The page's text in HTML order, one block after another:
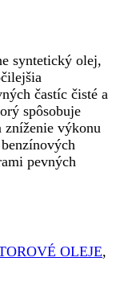
syntetický olej,
častíc čisté a
spôsobuje
zníženie výkonu
pevných
OLEJE,